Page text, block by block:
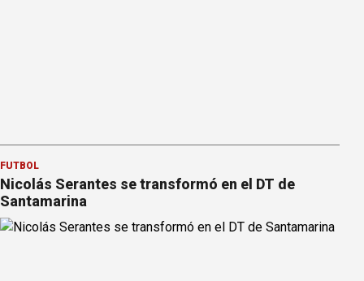
FÚTBOL
Nicolás Serantes se transformó en el DT de
Santamarina